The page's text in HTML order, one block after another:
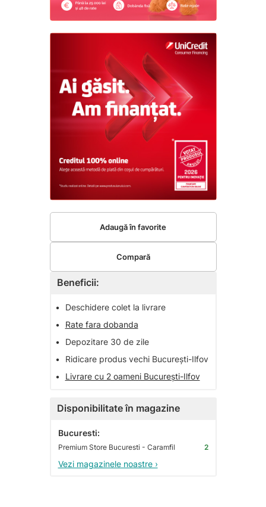
Beneficii:
•
Deschidere colet la livrare
•
Rate fara dobanda
•
Depozitare 30 de zile
•
Ridicare produs vechi București-Ilfov
•
Livrare cu 2 oameni București-Ilfov
Disponibilitate în magazine
Bucuresti:
Premium Store Bucuresti - Caramfil 2
Vezi magazinele noastre ›
Adaugă în favorite
Compară